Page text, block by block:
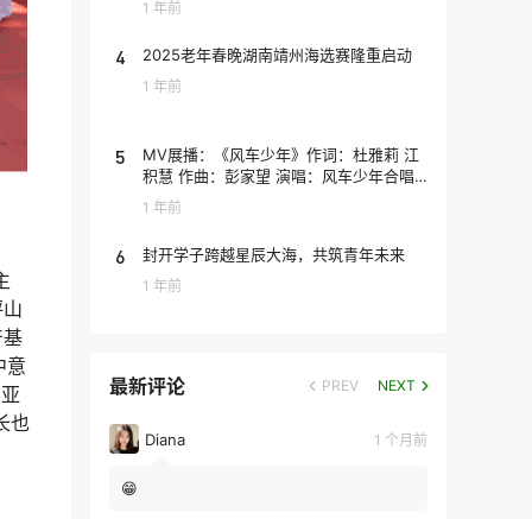
意
也
1 年前
4 2025老年春晚湖南靖州海选赛隆重启动
1 年前
5
MV展播：《风车少年》作词：杜雅莉 江
积慧 作曲：彭家望 演唱：风车少年合唱
团
1 年前
6 封开学子跨越星辰大海，共筑青年未来
1 年前
最新评论 PREV NEXT
Diana 1 个月前
😁